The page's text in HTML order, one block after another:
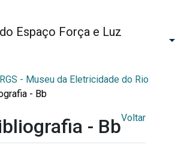
- Museu da Eletricidade do Rio
- Bb
- BbVoltar